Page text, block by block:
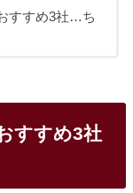
すすめ3社…ち
すすめ3社